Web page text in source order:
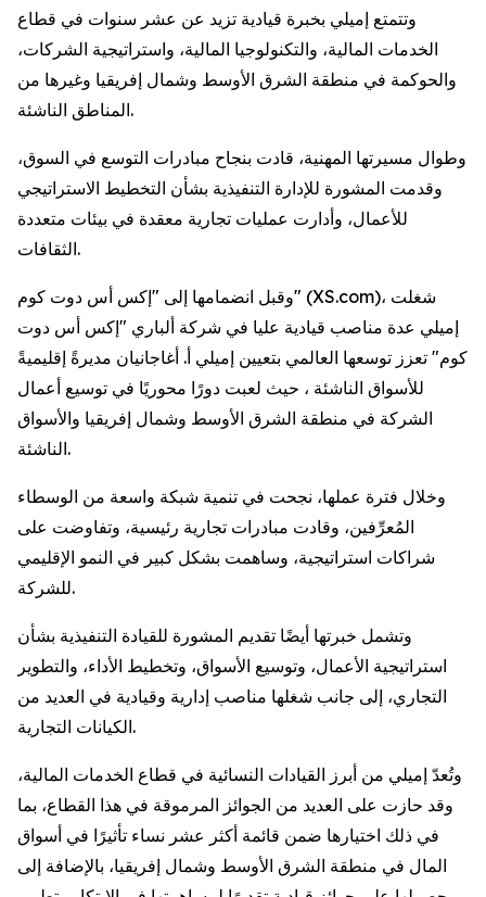
وتتمتع إميلي بخبرة قيادية تزيد عن عشر سنوات في قطاع
الخدمات المالية، والتكنولوجيا المالية، واستراتيجية الشركات،
والحوكمة في منطقة الشرق الأوسط وشمال إفريقيا وغيرها من
المناطق الناشئة.
وطوال مسيرتها المهنية، قادت بنجاح مبادرات التوسع في السوق،
وقدمت المشورة للإدارة التنفيذية بشأن التخطيط الاستراتيجي
للأعمال، وأدارت عمليات تجارية معقدة في بيئات متعددة
الثقافات.
وقبل انضمامها إلى "إكس أس دوت كوم" (XS.com)، شغلت
إميلي عدة مناصب قيادية عليا في شركة ألباري "إكس أس دوت
كوم" تعزز توسعها العالمي بتعيين إميلي أ. أغاجانيان مديرةً إقليميةً
للأسواق الناشئة ، حيث لعبت دورًا محوريًا في توسيع أعمال
الشركة في منطقة الشرق الأوسط وشمال إفريقيا والأسواق
الناشئة.
وخلال فترة عملها، نجحت في تنمية شبكة واسعة من الوسطاء
المُعرِّفين، وقادت مبادرات تجارية رئيسية، وتفاوضت على
شراكات استراتيجية، وساهمت بشكل كبير في النمو الإقليمي
للشركة.
وتشمل خبرتها أيضًا تقديم المشورة للقيادة التنفيذية بشأن
استراتيجية الأعمال، وتوسيع الأسواق، وتخطيط الأداء، والتطوير
التجاري، إلى جانب شغلها مناصب إدارية وقيادية في العديد من
الكيانات التجارية.
وتُعدّ إميلي من أبرز القيادات النسائية في قطاع الخدمات المالية،
وقد حازت على العديد من الجوائز المرموقة في هذا القطاع، بما
في ذلك اختيارها ضمن قائمة أكثر عشر نساء تأثيرًا في أسواق
المال في منطقة الشرق الأوسط وشمال إفريقيا، بالإضافة إلى